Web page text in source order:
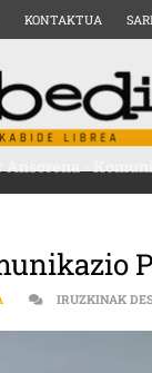
KONTAKTUA
·
IRUZKINAK